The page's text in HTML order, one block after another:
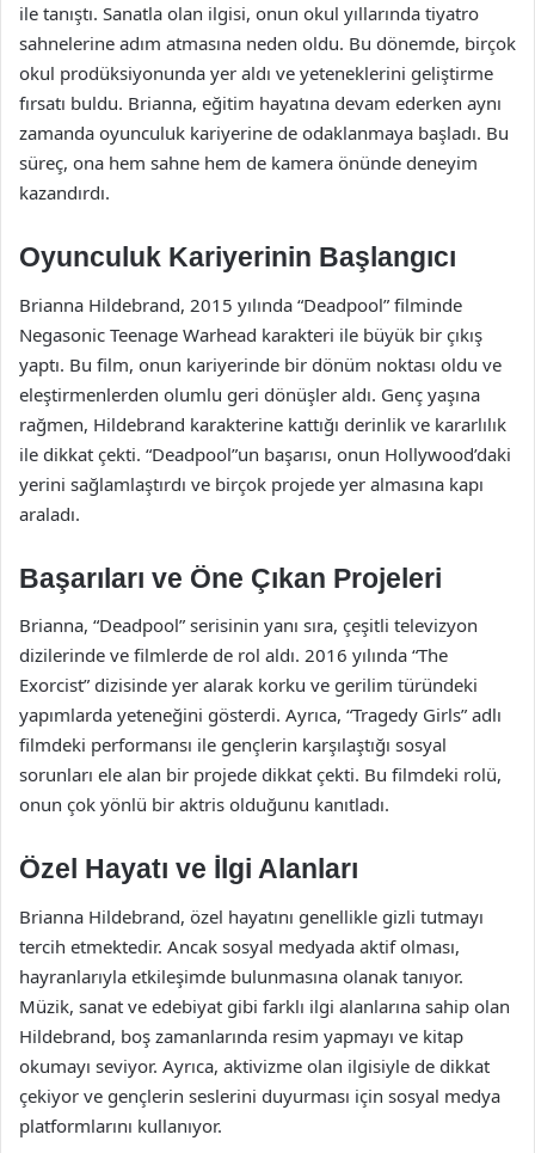
ile tanıştı. Sanatla olan ilgisi, onun okul yıllarında tiyatro
sahnelerine adım atmasına neden oldu. Bu dönemde, birçok
okul prodüksiyonunda yer aldı ve yeteneklerini geliştirme
fırsatı buldu. Brianna, eğitim hayatına devam ederken aynı
zamanda oyunculuk kariyerine de odaklanmaya başladı. Bu
süreç, ona hem sahne hem de kamera önünde deneyim
kazandırdı.
Oyunculuk Kariyerinin Başlangıcı
Brianna Hildebrand, 2015 yılında “Deadpool” filminde
Negasonic Teenage Warhead karakteri ile büyük bir çıkış
yaptı. Bu film, onun kariyerinde bir dönüm noktası oldu ve
eleştirmenlerden olumlu geri dönüşler aldı. Genç yaşına
rağmen, Hildebrand karakterine kattığı derinlik ve kararlılık
ile dikkat çekti. “Deadpool”un başarısı, onun Hollywood’daki
yerini sağlamlaştırdı ve birçok projede yer almasına kapı
araladı.
Başarıları ve Öne Çıkan Projeleri
Brianna, “Deadpool” serisinin yanı sıra, çeşitli televizyon
dizilerinde ve filmlerde de rol aldı. 2016 yılında “The
Exorcist” dizisinde yer alarak korku ve gerilim türündeki
yapımlarda yeteneğini gösterdi. Ayrıca, “Tragedy Girls” adlı
filmdeki performansı ile gençlerin karşılaştığı sosyal
sorunları ele alan bir projede dikkat çekti. Bu filmdeki rolü,
onun çok yönlü bir aktris olduğunu kanıtladı.
Özel Hayatı ve İlgi Alanları
Brianna Hildebrand, özel hayatını genellikle gizli tutmayı
tercih etmektedir. Ancak sosyal medyada aktif olması,
hayranlarıyla etkileşimde bulunmasına olanak tanıyor.
Müzik, sanat ve edebiyat gibi farklı ilgi alanlarına sahip olan
Hildebrand, boş zamanlarında resim yapmayı ve kitap
okumayı seviyor. Ayrıca, aktivizme olan ilgisiyle de dikkat
çekiyor ve gençlerin seslerini duyurması için sosyal medya
platformlarını kullanıyor.